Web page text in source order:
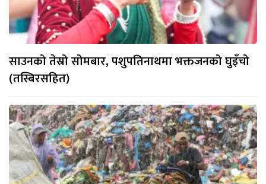
साउनको तेस्रो सोमबार, पशुपतिनाथमा भक्तजनको घुइँचो
(तस्बिरसहित)